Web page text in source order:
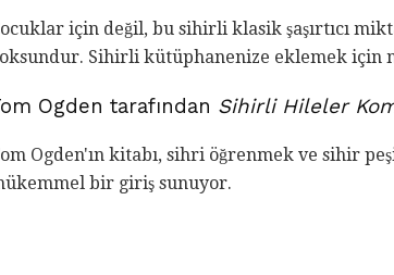
için değil, bu sihirli klasik şaşırtıcı
Sihirli kütüphanenize eklemek için
Ogden tarafından Sihirli Hileler
Ogden'ın kitabı, sihri öğrenmek ve sihir
bir giriş sunuyor.